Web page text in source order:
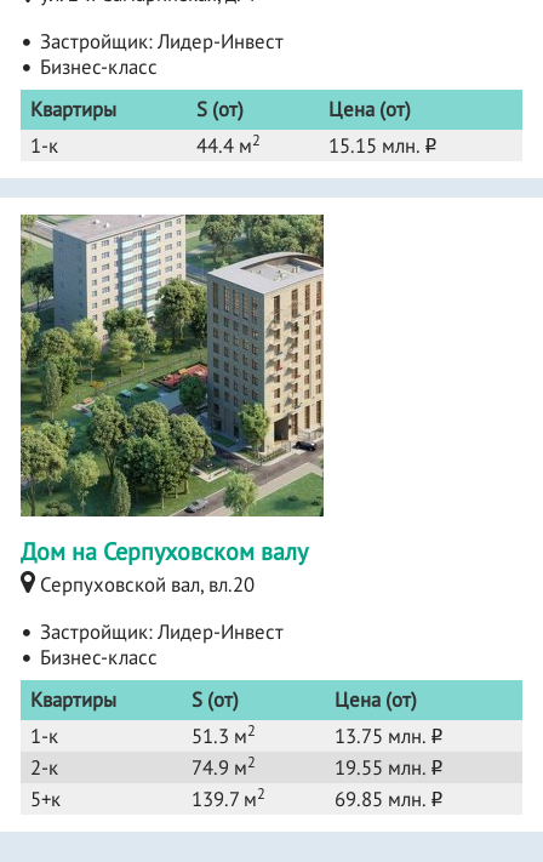
Застройщик:Лидер-Инвест
Бизнес-класс
Квартиры
S (от)
Цена (от)
1-к
44.4 м2 15.15 млн. o
Дом на Серпуховском валу
Серпуховской вал, вл.20
Застройщик:Лидер-Инвест
Бизнес-класс
Квартиры
S (от)
Цена (от)
1-к
51.3 м2 13.75 млн. o
2-к 74.9 м2 19.55 млн. o
5+к 139.7 м2 69.85 млн. o